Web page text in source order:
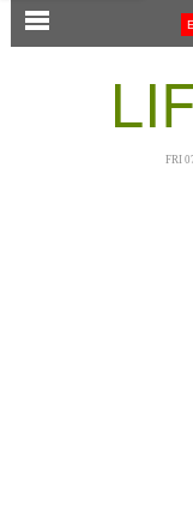
SECTIONS
FRI